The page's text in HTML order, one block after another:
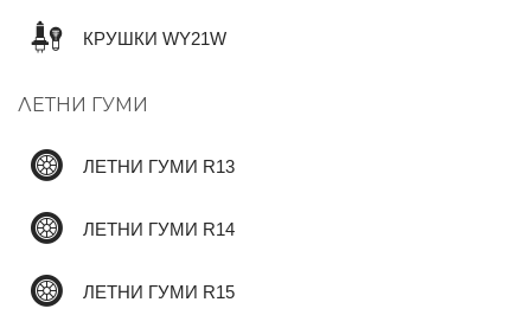
КРУШКИ WY21W
ЛЕТНИ ГУМИ
ЛЕТНИ ГУМИ R13
ЛЕТНИ ГУМИ R14
ЛЕТНИ ГУМИ R15